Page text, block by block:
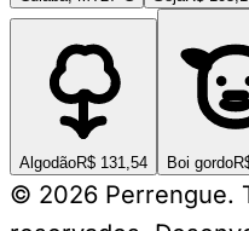
AlgodãoR$ 131,54 Boi gordo
© 2026 Perrengue.